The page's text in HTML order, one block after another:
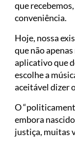
que
conveniência.
Hoje, nossa
que não
aplicativo que
escolhe a
aceitável dizer
O
embora
justiça, muitas